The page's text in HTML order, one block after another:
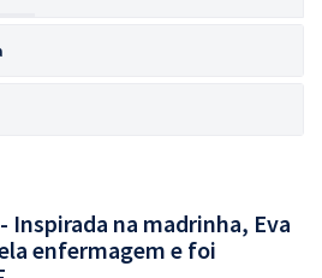
Inspirada na madrinha, Eva
enfermagem e foi